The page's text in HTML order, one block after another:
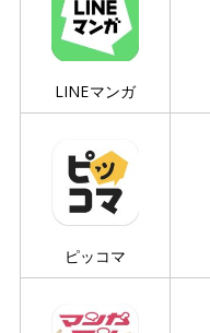
LINEマンガ
ピッコマ